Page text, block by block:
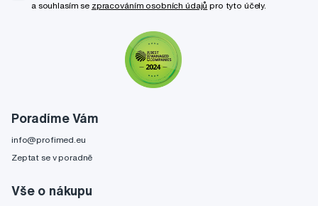
Poradíme Vám
info@profimed.eu
Zeptat se v poradně
Vše o nákupu
a souhlasím se zpracováním osobních údajů pro tyto účely.